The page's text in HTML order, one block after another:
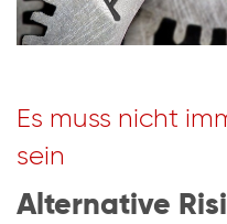
Es muss nicht
sein
Alternative